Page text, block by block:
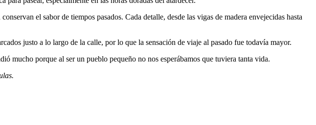
el sabor de tiempos pasados. Cada detalle, desde las vigas de madera envejecidas hasta
justo a lo largo de la calle, por lo que la sensación de viaje al pasado fue todavía mayor.
mucho porque al ser un pueblo pequeño no nos esperábamos que tuviera tanta vida.